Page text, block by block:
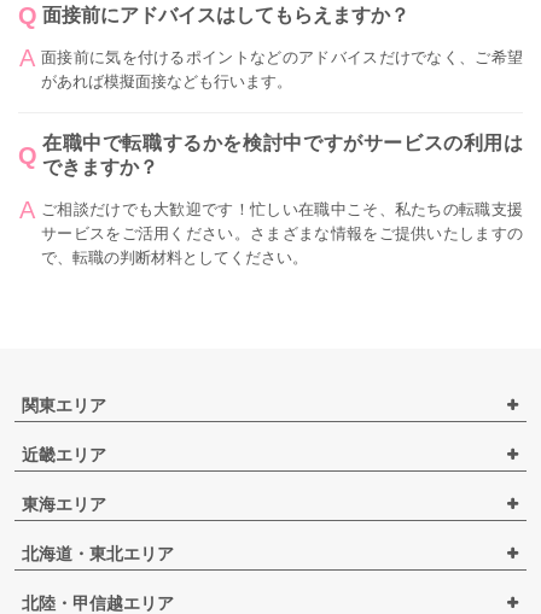
面接前にアドバイスはしてもらえますか？
面接前に気を付けるポイントなどのアドバイスだけでなく、ご希望
があれば模擬面接なども行います。
在職中で転職するかを検討中ですがサービスの利用は
できますか？
ご相談だけでも大歓迎です！忙しい在職中こそ、私たちの転職支援
サービスをご活用ください。さまざまな情報をご提供いたしますの
で、転職の判断材料としてください。
関東エリア
近畿エリア
東海エリア
北海道・東北エリア
北陸・甲信越エリア